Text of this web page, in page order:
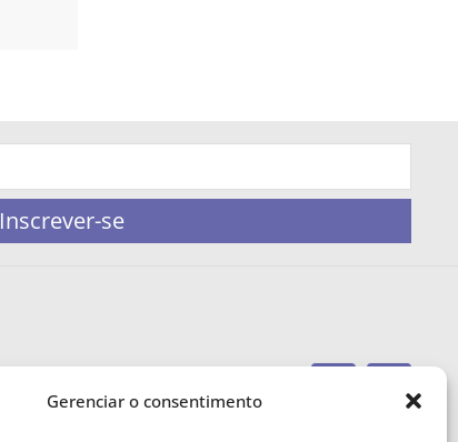
Gerenciar o consentimento
Inscrever-se